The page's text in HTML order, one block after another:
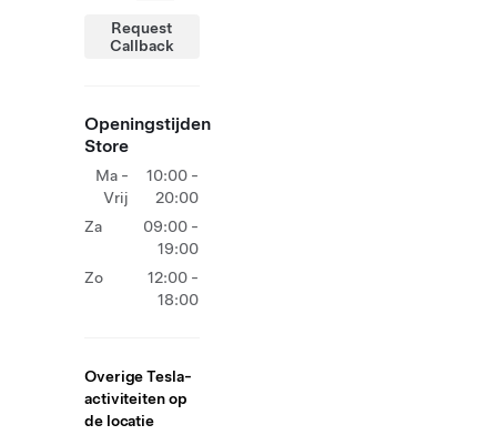
Request
Callback
Openingstijden
Store
Ma -
Vrij
10:00 -
20:00
Za
09:00 -
19:00
Zo
12:00 -
18:00
Overige Tesla-
activiteiten op
de locatie